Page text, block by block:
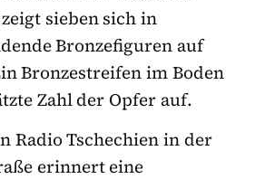
sieben sich in
Bronzefiguren auf
Bronzestreifen im Boden
Zahl der Opfer auf.
Radio Tschechien in der
erinnert eine